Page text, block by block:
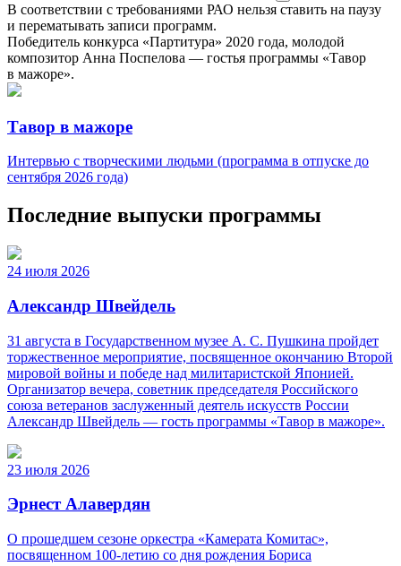
В соответствии с требованиями РАО нельзя ставить на паузу
и перематывать записи программ.
Победитель конкурса «Партитура» 2020 года, молодой
композитор Анна Поспелова — гостья программы «Тавор
в мажоре».
Тавор в мажоре
Интервью с творческими людьми (программа в отпуске до
сентября 2026 года)
Последние выпуски программы
24 июля 2026
Александр Швейдель
31 августа в Государственном музее А. С. Пушкина пройдет
торжественное мероприятие, посвященное окончанию Второй
мировой войны и победе над милитаристской Японией.
Организатор вечера, советник председателя Российского
союза ветеранов заслуженный деятель искусств России
Александр Швейдель — гость программы «Тавор в мажоре».
23 июля 2026
Эрнест Алавердян
О прошедшем сезоне оркестра «Камерата Комитас»,
посвященном 100-летию со дня рождения Бориса